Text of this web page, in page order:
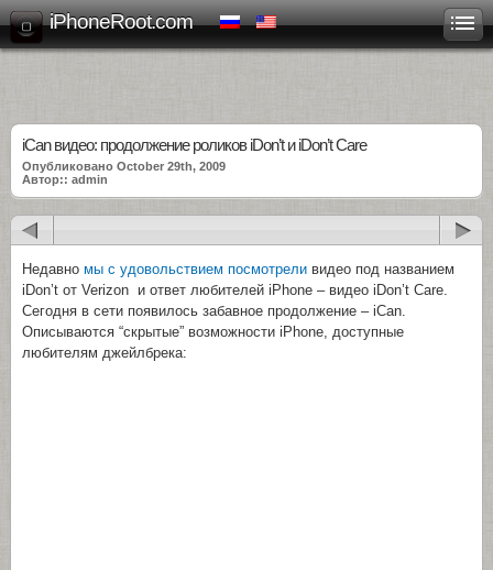
iPhoneRoot.com
iCan видео: продолжение роликов iDon’t и iDon’t Care
Опубликовано October 29th, 2009
Автор:: admin
Недавно мы с удовольствием посмотрели видео под названием
iDon’t от Verizon и ответ любителей iPhone – видео iDon’t Care.
Сегодня в сети появилось забавное продолжение – iCan.
Описываются “скрытые” возможности iPhone, доступные
любителям джейлбрека: